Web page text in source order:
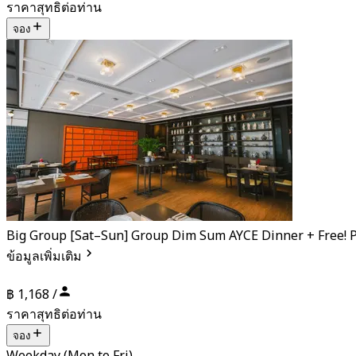
ราคาสุทธิต่อท่าน
จอง
Big Group [Sat–Sun] Group Dim Sum AYCE Dinner + Free!
ข้อมูลเพิ่มเติม
฿ 1,168 /
ราคาสุทธิต่อท่าน
จอง